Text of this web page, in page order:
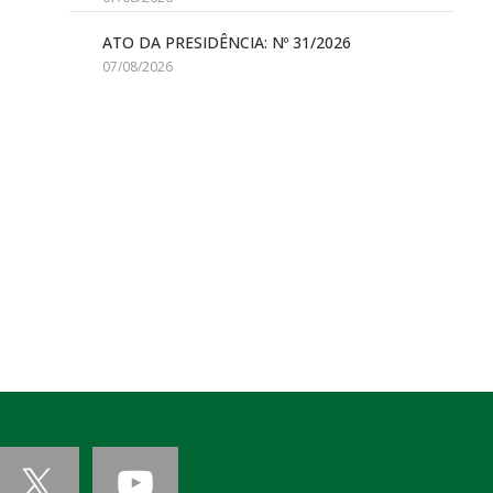
ATO DA PRESIDÊNCIA: Nº 31/2026
07/08/2026